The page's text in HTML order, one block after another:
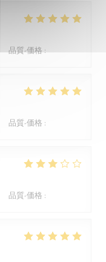
品質-価格:5/5
品質-価格 :
品質-価格 :